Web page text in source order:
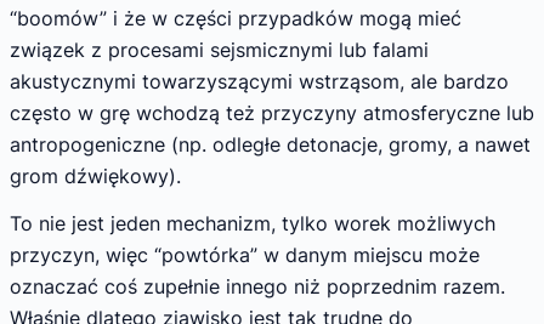
“boomów” i że w części przypadków mogą mieć
związek z procesami sejsmicznymi lub falami
akustycznymi towarzyszącymi wstrząsom, ale bardzo
często w grę wchodzą też przyczyny atmosferyczne lub
antropogeniczne (np. odległe detonacje, gromy, a nawet
grom dźwiękowy).
To nie jest jeden mechanizm, tylko worek możliwych
przyczyn, więc “powtórka” w danym miejscu może
oznaczać coś zupełnie innego niż poprzednim razem.
Właśnie dlatego zjawisko jest tak trudne do